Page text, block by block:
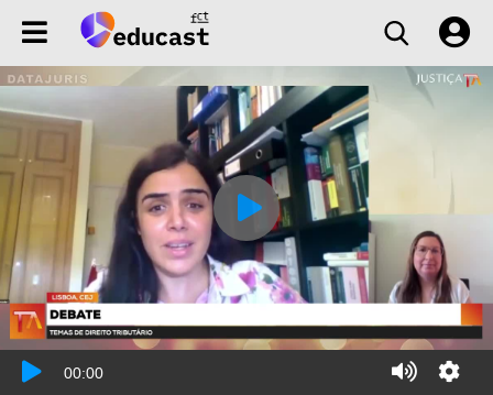
00:00